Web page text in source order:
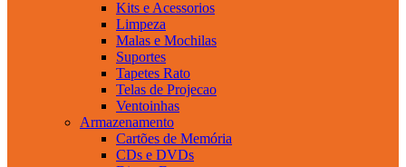
Kits e Acessorios
Limpeza
Malas e Mochilas
Suportes
Tapetes Rato
Telas de Projecao
Ventoinhas
Armazenamento
Cartões de Memória
CDs e DVDs